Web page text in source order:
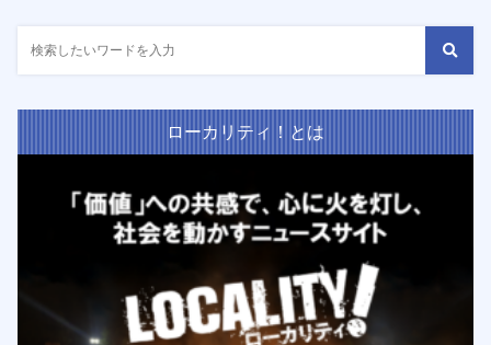
ローカリティ！とは